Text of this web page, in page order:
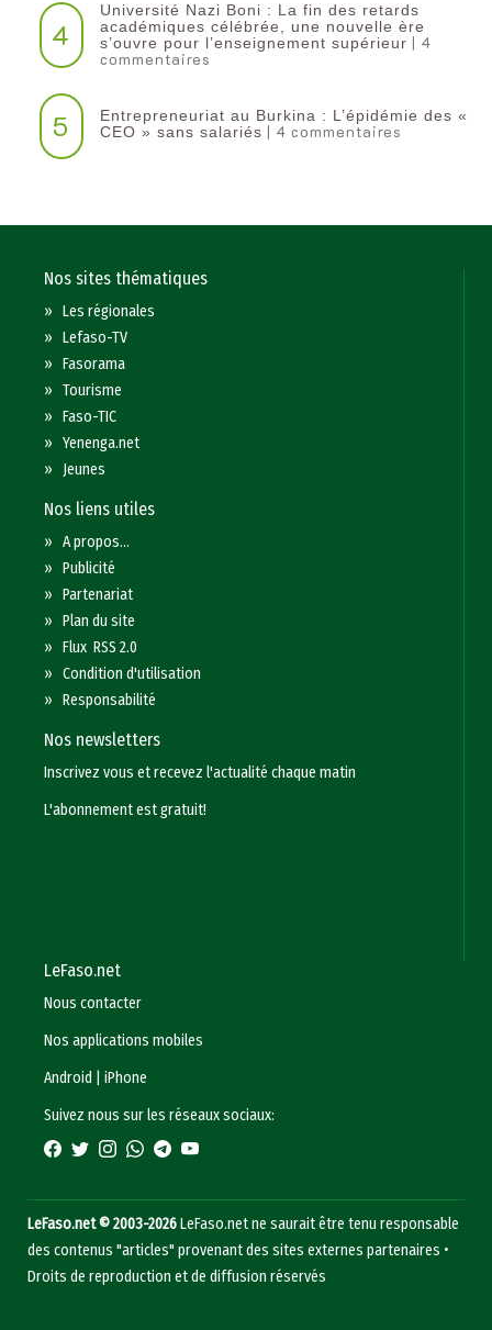
4
Université Nazi Boni : La fin des retards
académiques célébrée, une nouvelle ère
s’ouvre pour l’enseignement supérieur | 4
commentaires
5
Entrepreneuriat au Burkina : L’épidémie des «
CEO » sans salariés | 4 commentaires
Nos sites thématiques
»Les régionales
»Lefaso-TV
»Fasorama
»Tourisme
»Faso-TIC
»Yenenga.net
» Jeunes
Nos liens utiles
»A propos...
»Publicité
»Partenariat
»Plan du site
»Flux RSS 2.0
»Condition d'utilisation
»Responsabilité
Nos newsletters
Inscrivez vous et recevez l'actualité chaque matin
L'abonnement est gratuit!
LeFaso.net
Nous contacter
Nos applications mobiles
Android
|iPhone
Suivez nous sur les réseaux sociaux:
LeFaso.net © 2003-2026LeFaso.net ne saurait être tenu responsable
des contenus "articles" provenant des sites externes partenaires •
Droits de reproduction et de diffusion réservés